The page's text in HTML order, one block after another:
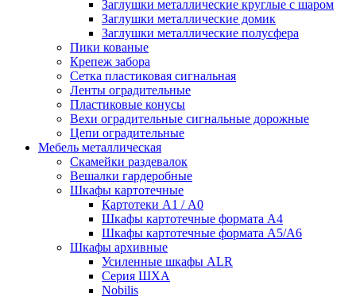
Заглушки металлические круглые с шаром
Заглушки металлические домик
Заглушки металлические полусфера
Пики кованые
Крепеж забора
Сетка пластиковая сигнальная
Ленты оградительные
Пластиковые конусы
Вехи оградительные сигнальные дорожные
Цепи оградительные
Мебель металлическая
Скамейки раздевалок
Вешалки гардеробные
Шкафы картотечные
Картотеки А1 / А0
Шкафы картотечные формата А4
Шкафы картотечные формата А5/А6
Шкафы архивные
Усиленные шкафы ALR
Серия ШХА
Nobilis